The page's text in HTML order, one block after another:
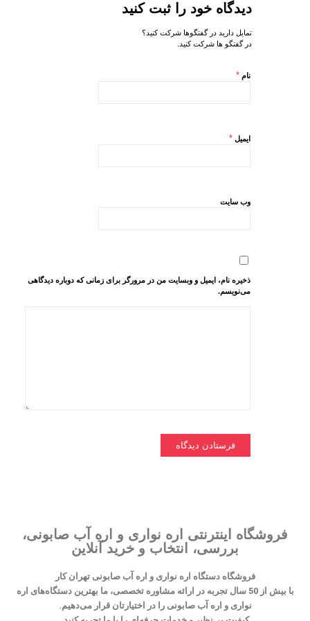
دیدگاه خود را ثبت کنید
تمایل دارید در گفتگوها شرکت کنید؟
در گفتگو ها شرکت کنید.
نام *
ایمیل *
وب‌ سایت
ذخیره نام، ایمیل و وبسایت من در مرورگر برای زمانی که دوباره دیدگاهی
می‌نویسم.
فروشگاه اینترنتی اره نواری و اره آب صابونی،
بررسی، انتخاب و خرید آنلاین
فروشگاه دستگاه اره نواری و اره آب صابونی تهران کار
با بیش از 50 سال تجربه در ارائه مشاوره تخصصی، ما بهترین دستگاه‌های اره
نواری و اره آب صابونی را در اختیارتان قرار می‌دهیم.